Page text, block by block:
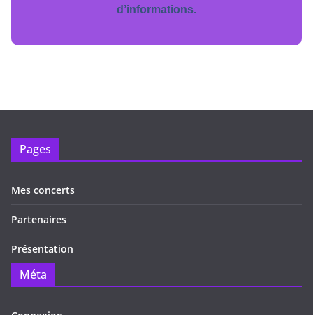
d’informations.
Pages
Mes concerts
Partenaires
Présentation
Méta